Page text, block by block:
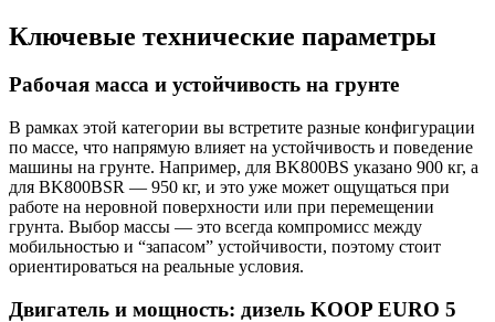
Ключевые технические параметры
Рабочая масса и устойчивость на грунте
В рамках этой категории вы встретите разные конфигурации
по массе, что напрямую влияет на устойчивость и поведение
машины на грунте. Например, для BK800BS указано 900 кг, а
для BK800BSR — 950 кг, и это уже может ощущаться при
работе на неровной поверхности или при перемещении
грунта. Выбор массы — это всегда компромисс между
мобильностью и “запасом” устойчивости, поэтому стоит
ориентироваться на реальные условия.
Двигатель и мощность: дизель KOOP EURO 5